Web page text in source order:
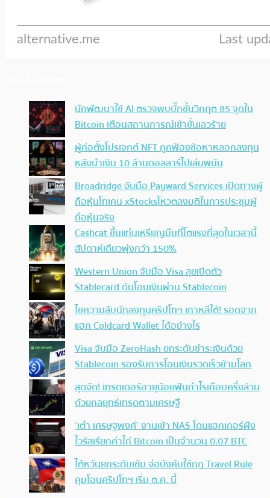
นักพัฒนาใช้ AI ตรวจพบบั๊กขั้นวิกฤต 85 จุดใน
Bitcoin เตือนสถานการณ์เข้าขั้นเลวร้าย
ผู้ก่อตั้งโปรเจกต์ NFT ถูกฟ้องข้อหาหลอกลงทุน
หลังนำเงิน 10 ล้านดอลลาร์ไปเล่นพนัน
Broadridge จับมือ Payward Services เปิดทางผู้
ถือหุ้นโทเคน xStocksโหวตลงมติในการประชุมผู้
ถือหุ้นจริง
Cashcat ขึ้นแท่นเหรียญมีมที่โตแรงที่สุดในเวลานี้
สัปดาห์เดียวพุ่งกว่า 150%
Western Union จับมือ Visa ลุยเปิดตัว
Stablecard ดันโอนเงินผ่าน Stablecoin
ไขความลับนักลงทุนคริปโทฯ เกาหลีใต้! รอดจาก
แฮก Coldcard Wallet ได้อย่างไร
Visa จับมือ ZeroHash ยกระดับชำระเงินด้วย
Stablecoin รองรับการโอนเงินรวดเร็วข้ามโลก
สุดจัด! เทรดเดอร์อายุน้อยฟันกำไรเกือบครึ่งล้าน
ด้วยกลยุทธ์เทรดตามเศรษฐี
‘เต๋า เศรษฐพงศ์’ งานเข้า NAS โดนแฮกเกอร์ฝัง
ไวรัสเรียกค่าไถ่ Bitcoin เป็นจำนวน 0.07 BTC
ไต้หวันยกระดับเข้ม จ่อบังคับใช้กฏ Travel Rule
คุมโอนคริปโทฯ เริ่ม ต.ค. นี้